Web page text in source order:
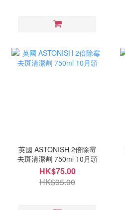
英國 ASTONISH 2倍除霉
去斑清潔劑 750ml 10月頭
HK$75.00
HK$95.00